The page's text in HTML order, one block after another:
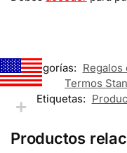
Categorías: Regalos
Termos
Etiquetas:
Productos